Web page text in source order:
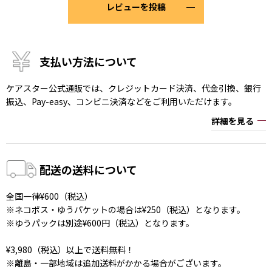
レビューを投稿
支払い方法について
ケアスター公式通販では、クレジットカード決済、代金引換、銀行
振込、Pay-easy、コンビニ決済などをご利用いただけます。
詳細を見る
配送の送料について
全国一律¥600（税込）
※ネコポス・ゆうパケットの場合は¥250（税込）となります。
※ゆうパックは別途¥600円（税込）となります。
¥3,980（税込）以上で送料無料！
※離島・一部地域は追加送料がかかる場合がございます。